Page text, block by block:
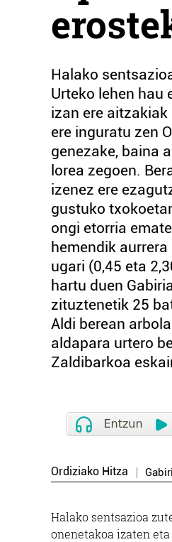
Halako
Urteko lehen hau
izan ere
ere inguratu zen
genezake, baina
lorea zegoen.
izenez ere
gustuko
ongi etorria
hemendik
ugari (0,45 eta
hartu duen
zituztenetik 25
Aldi berean
aldapara urtero
Zaldibarkoa
Ordiziako Hitza
Halako sentsazioa
onenetakoa izaten